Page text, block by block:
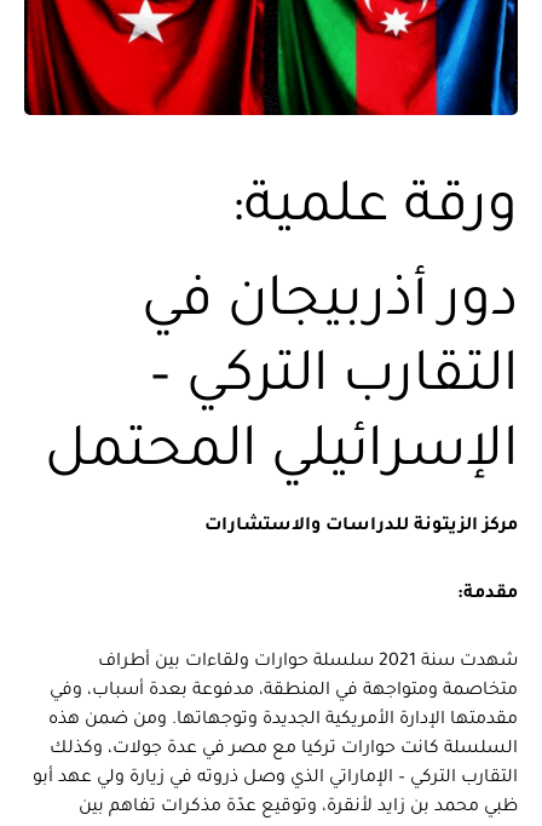
ورقة علمية:
دور أذربيجان في
التقارب التركي –
الإسرائيلي المحتمل
مركز الزيتونة للدراسات والاستشارات
مقدمة:
شهدت سنة 2021 سلسلة حوارات ولقاءات بين أطراف
متخاصمة ومتواجهة في المنطقة، مدفوعة بعدة أسباب، وفي
مقدمتها الإدارة الأمريكية الجديدة وتوجهاتها. ومن ضمن هذه
السلسلة كانت حوارات تركيا مع مصر في عدة جولات، وكذلك
التقارب التركي – الإماراتي الذي وصل ذروته في زيارة ولي عهد أبو
ظبي محمد بن زايد لأنقرة، وتوقيع عدّة مذكرات تفاهم بين